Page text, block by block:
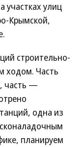
участках улиц
Крымской,
строительно-
ходом. Часть
часть —
одна из
планируем